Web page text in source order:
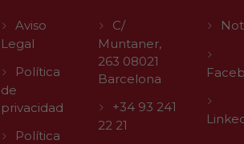
Aviso
Legal
Política
de
privacidad
Política
C/
Muntaner,
263 08021
Barcelona
+34 93 241
22 21